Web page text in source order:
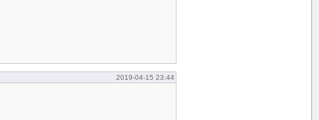
2019-04-15 23:44